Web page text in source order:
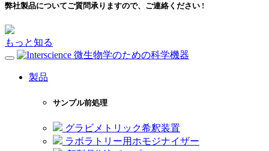
弊社製品についてご質問承りますので、ご連絡ください !
もっと知る
微生物学のための科学機器
製品
サンプル前処理
グラビメトリック希釈装置
ラボラトリー用ホモジナイザー